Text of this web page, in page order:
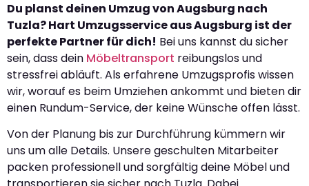
Du planst deinen Umzug von Augsburg nach
Tuzla? Hart Umzugsservice aus Augsburg ist der
perfekte Partner für dich! Bei uns kannst du sicher
sein, dass dein Möbeltransport reibungslos und
stressfrei abläuft. Als erfahrene Umzugsprofis wissen
wir, worauf es beim Umziehen ankommt und bieten dir
einen Rundum-Service, der keine Wünsche offen lässt.
Von der Planung bis zur Durchführung kümmern wir
uns um alle Details. Unsere geschulten Mitarbeiter
packen professionell und sorgfältig deine Möbel und